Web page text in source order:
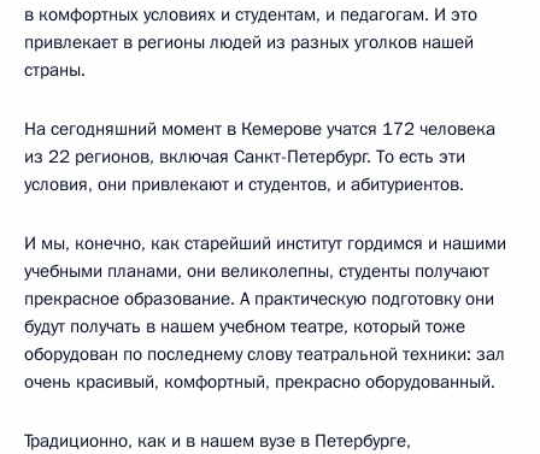
в комфортных условиях и студентам, и педагогам. И это
привлекает в регионы людей из разных уголков нашей
страны.
На сегодняшний момент в Кемерове учатся 172 человека
из 22 регионов, включая Санкт-Петербург. То есть эти
условия, они привлекают и студентов, и абитуриентов.
И мы, конечно, как старейший институт гордимся и нашими
учебными планами, они великолепны, студенты получают
прекрасное образование. А практическую подготовку они
будут получать в нашем учебном театре, который тоже
оборудован по последнему слову театральной техники: зал
очень красивый, комфортный, прекрасно оборудованный.
Традиционно, как и в нашем вузе в Петербурге,